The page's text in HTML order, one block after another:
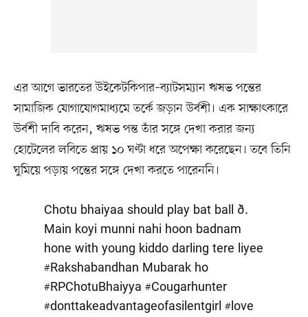
এর আগে ভারতের উইকেটকিপার–ব্যাটসম্যান ঋষভ পন্তের
সামাজিক যোগাযোগমাধ্যমে তর্কে জড়ান উর্বশী। এক সাক্ষাৎকারে
উর্বশী দাবি করেন, ঋষভ পন্ত তাঁর সঙ্গে দেখা করার জন্য
হোটেলের লবিতে প্রায় ১০ ঘণ্টা ধরে অপেক্ষা করেছেন। তবে তিনি
ঘুমিয়ে পড়ায় পন্তের সঙ্গে দেখা করতে পারেননি।
Chotu bhaiyaa should play bat ball ð.
Main koyi munni nahi hoon badnam
hone with young kiddo darling tere liyee
#Rakshabandhan Mubarak ho
#RPChotuBhaiyya #Cougarhunter
#donttakeadvantageofasilentgirl #love